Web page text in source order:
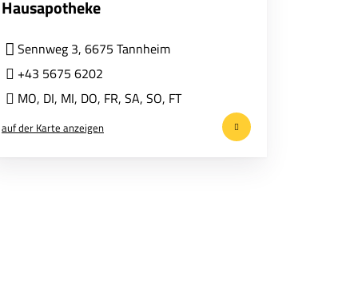
Hausapotheke
Sennweg 3, 6675 Tannheim
+43 5675 6202
MO, DI, MI, DO, FR, SA, SO, FT
auf der Karte anzeigen